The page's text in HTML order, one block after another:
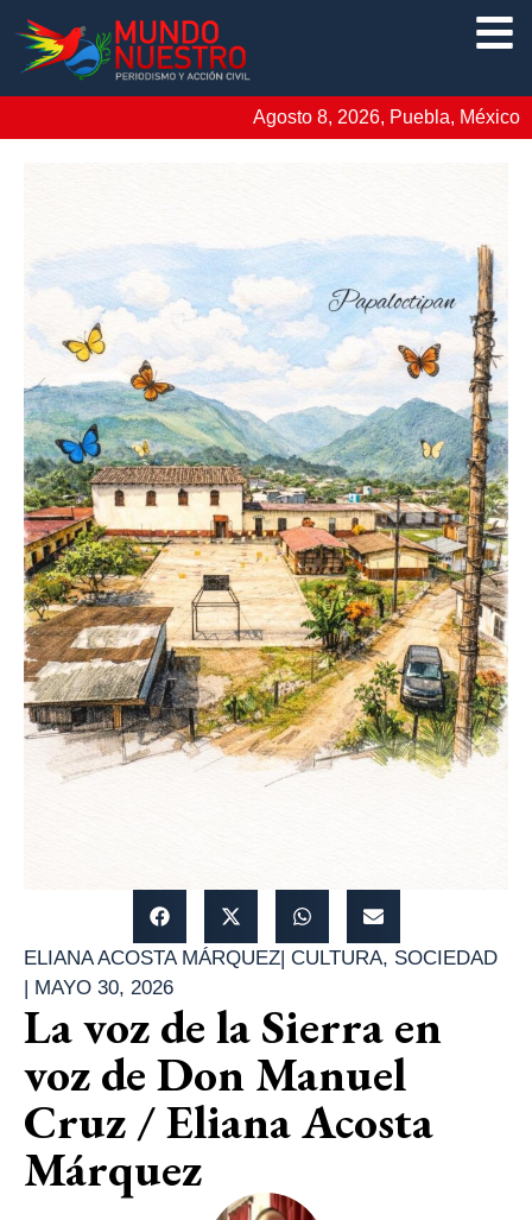
Agosto 8, 2026, Puebla, México
ELIANA ACOSTA MÁRQUEZ| CULTURA, SOCIEDAD
| MAYO 30, 2026
La voz de la Sierra en
voz de Don Manuel
Cruz / Eliana Acosta
Márquez